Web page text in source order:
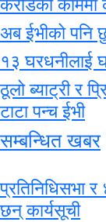
अब ईभीको पनि
१३ घरधनीलाई
ठूलो ब्याट्री र
टाटा पन्च ईभी
सम्बन्धित खबर
प्रतिनिधिसभा
छन् कार्यसूची